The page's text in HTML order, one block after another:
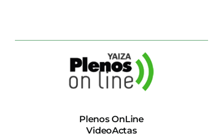
Plenos OnLine
VideoActas